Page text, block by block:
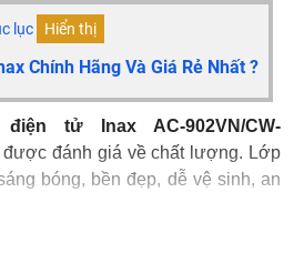
lục Hiển thị
Chính Hãng Và Giá Rẻ Nhất ?
tử Inax AC-902VN/CW-
được đánh giá về chất lượng. Lớp
bóng, bền đẹp, dễ vệ sinh, an